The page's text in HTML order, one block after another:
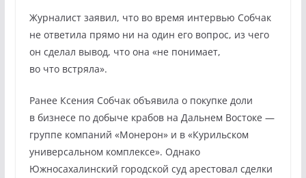
Журналист заявил, что во время интервью Собчак
не ответила прямо ни на один его вопрос, из чего
он сделал вывод, что она «не понимает,
во что встряла».
Ранее Ксения Собчак объявила о покупке доли
в бизнесе по добыче крабов на Дальнем Востоке —
группе компаний «Монерон» и в «Курильском
универсальном комплексе». Однако
Южносахалинский городской суд арестовал сделки